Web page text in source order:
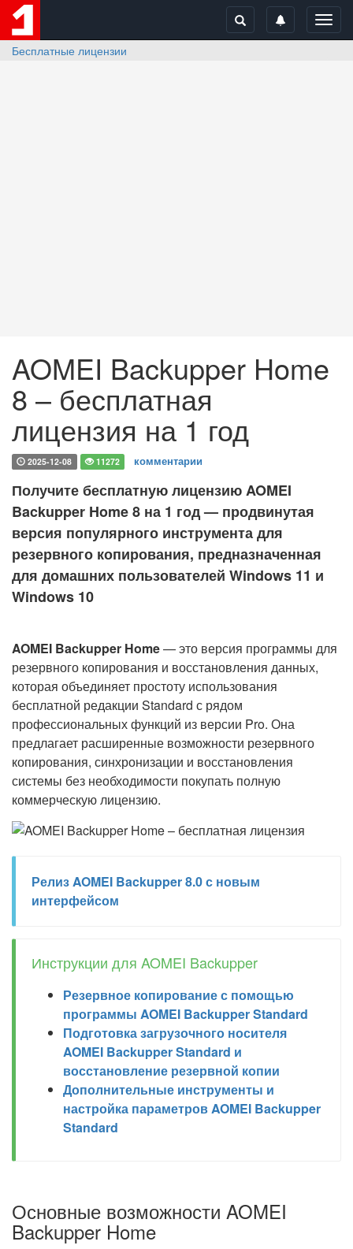
Бесплатные лицензии
AOMEI Backupper Home
8 – бесплатная
лицензия на 1 год
2025-12-08 11272 комментарии
Получите бесплатную лицензию AOMEI
Backupper Home 8 на 1 год — продвинутая
версия популярного инструмента для
резервного копирования, предназначенная
для домашних пользователей Windows 11 и
Windows 10
AOMEI Backupper Home— это версия программы для
резервного копирования и восстановления данных,
которая объединяет простоту использования
бесплатной редакции Standard с рядом
профессиональных функций из версии Pro. Она
предлагает расширенные возможности резервного
копирования, синхронизации и восстановления
системы без необходимости покупать полную
коммерческую лицензию.
Релиз AOMEI Backupper 8.0 с новым
интерфейсом
Инструкции для AOMEI Backupper
Резервное копирование с помощью
программы AOMEI Backupper Standard
Подготовка загрузочного носителя
AOMEI Backupper Standard и
восстановление резервной копии
Дополнительные инструменты и
настройка параметров AOMEI Backupper
Standard
Основные возможности AOMEI
Backupper Home